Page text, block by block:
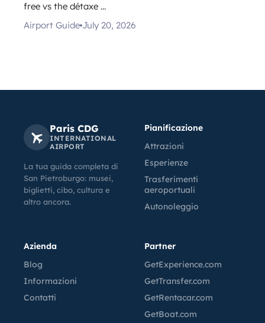
free vs the détaxe ...
Airport Guide July 20, 2026
Paris CDG
INTERNATIONAL
AIRPORT
La tua guida completa di
San Pietroburgo: musei,
biglietti, cibo, cultura e
altro ancora.
Pianificazione
Attrazioni
Esperienze
Trasferimenti
aeroportuali
Autonoleggio
Azienda
Blog
Informazioni
Contatti
Partner
GetExperience.com
GetTransfer.com
GetRentacar.com
GetBoat.com